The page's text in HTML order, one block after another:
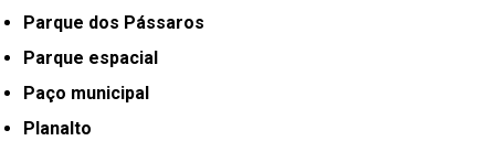
Parque dos Pássaros
Parque espacial
Paço municipal
Planalto